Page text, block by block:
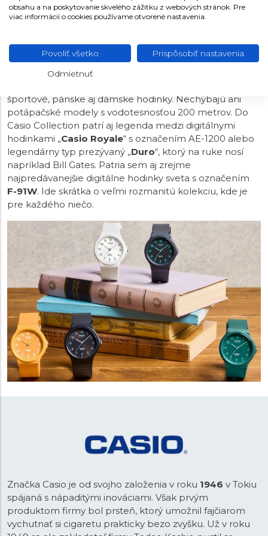
CASIO COLLECTION
cenovo dostupných hodiniek Casio mnohých tvarov,
veľkostí, farieb a funkcií. Rad ponúka prevažne
quartzovémodely s analógovým, digitálnym aj
športové, pánske aj dámske hodinky. Nechýbajú ani
potápačské modely s vodotesnosťou 200 metrov. Do
Casio Collection patrí aj legenda medzi digitálnymi
hodinkami „Casio Royale“ s označením AE-1200 alebo
legendárny typ prezývaný „Duro“, ktorý na ruke nosí
napríklad Bill Gates. Patria sem aj zrejme
najpredávanejšie digitálne hodinky sveta s označením
F-91W. Ide skrátka o veľmi rozmanitú kolekciu, kde je
pre každého niečo.
Značka Casio je od svojho založenia v roku 1946 v Tokiu
spájaná s nápaditými inováciami. Však prvým
produktom firmy bol prsteň, ktorý umožnil fajčiarom
vychutnať si cigaretu prakticky bezo zvyšku. Už v roku
obsahu a na poskytovanie skvelého zážitku z webových stránok. Pre
viac informácií o cookies používame otvorené nastavenia.
Povoliť všetko Prispôsobiť nastavenia
Odmietnuť